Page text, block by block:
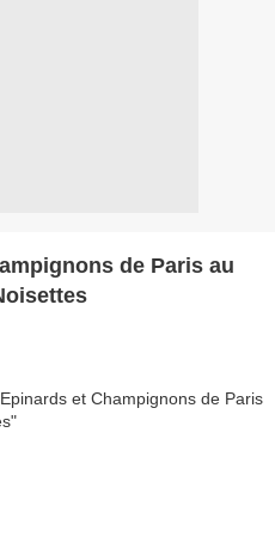
de Paris au